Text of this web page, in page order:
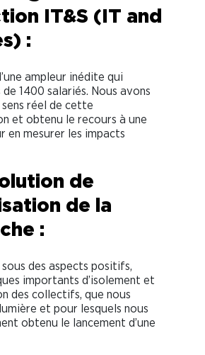
IT&S (IT and
:
ampleur inédite qui
1400 salariés. Nous avons
réel de cette
et obtenu le recours à une
en mesurer les impacts
de
de la
:
des aspects positifs,
importants d’isolement et
des collectifs, que nous
et pour lesquels nous
obtenu le lancement d’une